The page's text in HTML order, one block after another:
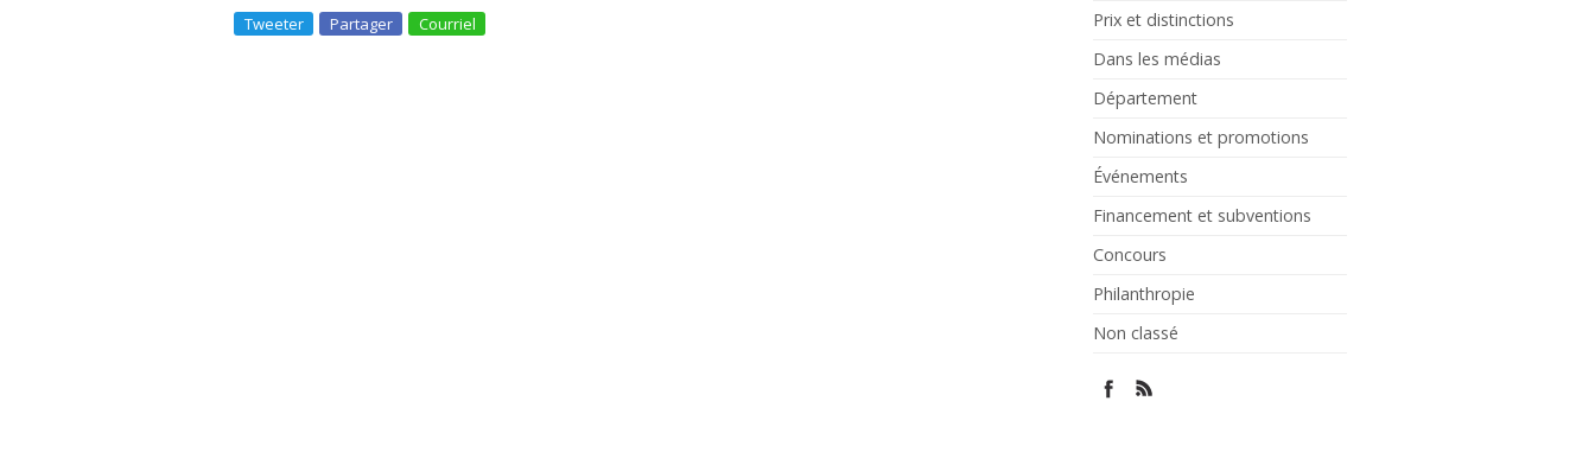
Prix et distinctions
Dans les médias
Département
Nominations et promotions
Événements
Financement et subventions
Concours
Philanthropie
Non classé
Tweeter Partager Courriel